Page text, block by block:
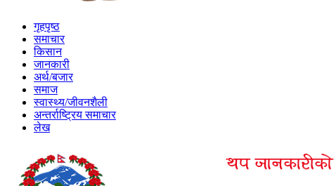
गृहपृष्ठ
समाचार
किसान
जानकारी
अर्थ/बजार
समाज
स्वास्थ्य/जीवनशैली
अन्तर्राष्ट्रिय समाचार
लेख